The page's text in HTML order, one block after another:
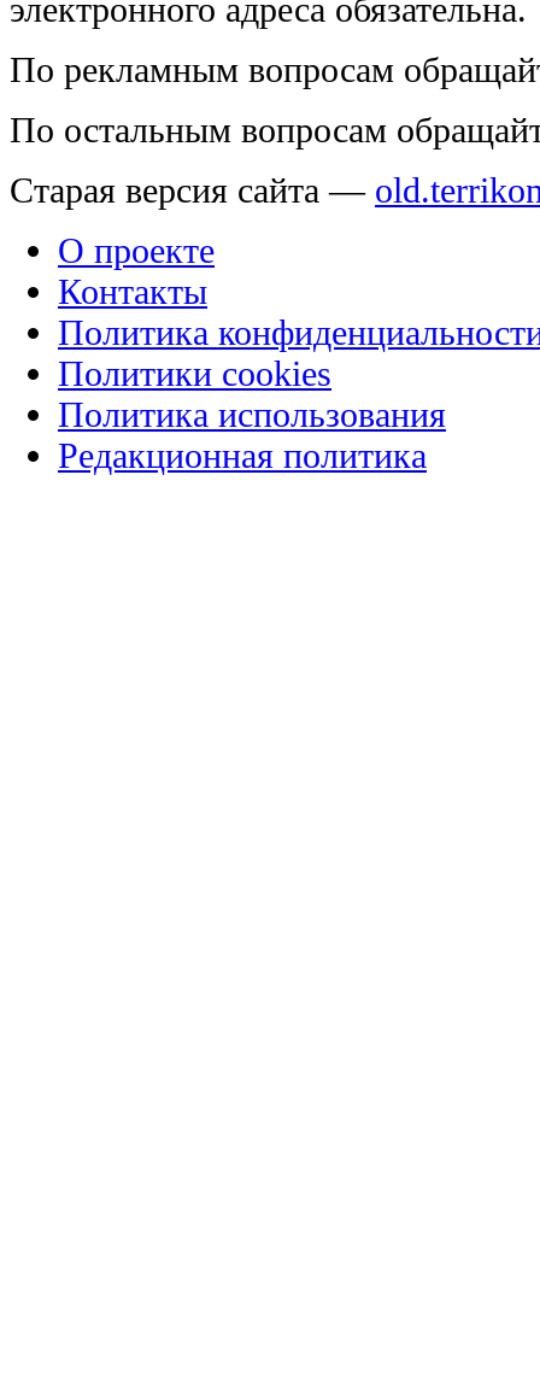
электронного адреса обязательна.
По рекламным вопросам
По остальным вопросам
Старая версия сайта —
О проекте
Контакты
Политика
Политики cookies
Политика использования
Редакционная политика